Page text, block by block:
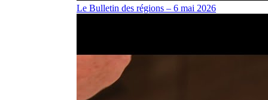
Le Bulletin des régions – 6 mai 2026